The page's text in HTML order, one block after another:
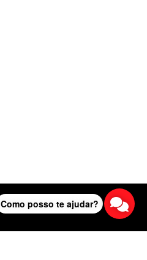
Como posso te ajudar?